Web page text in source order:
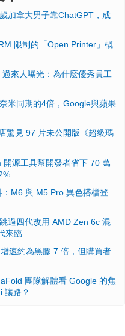
加拿大男子靠ChatGPT，成
限制的「Open Printer」概
來人曝光：為什麼優秀員工
米同期的4倍，Google與蘋果
驚見 97 片未公開版《超級瑪
源工具幫開發者省下 70 萬
M6 與 M5 Pro 異色搭檔登
過四代改用 AMD Zen 6c 混
來臨
速約為黑膠 7 倍，但購買者
團隊解體看 Google 的焦
讓路？